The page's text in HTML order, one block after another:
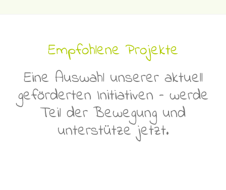
Empfohlene Projekte
Eine Auswahl unserer aktuell
geförderten Initiativen – werde
Teil der Bewegung und
unterstütze jetzt.